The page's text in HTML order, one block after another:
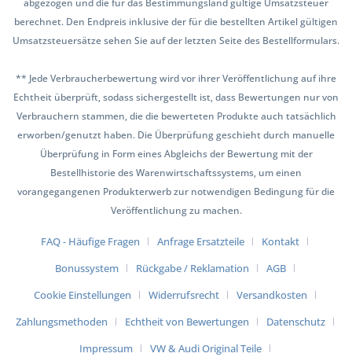
abgezogen und die für das Bestimmungsland gültige Umsatzsteuer
berechnet. Den Endpreis inklusive der für die bestellten Artikel gültigen
Umsatzsteuersätze sehen Sie auf der letzten Seite des Bestellformulars.
** Jede Verbraucherbewertung wird vor ihrer Veröffentlichung auf ihre
Echtheit überprüft, sodass sichergestellt ist, dass Bewertungen nur von
Verbrauchern stammen, die die bewerteten Produkte auch tatsächlich
erworben/genutzt haben. Die Überprüfung geschieht durch manuelle
Überprüfung in Form eines Abgleichs der Bewertung mit der
Bestellhistorie des Warenwirtschaftssystems, um einen
vorangegangenen Produkterwerb zur notwendigen Bedingung für die
Veröffentlichung zu machen.
FAQ - Häufige Fragen Anfrage Ersatzteile
Kontakt
Bonussystem
Rückgabe / Reklamation
AGB
Cookie Einstellungen
Widerrufsrecht
Versandkosten
Zahlungsmethoden
Echtheit von Bewertungen
Datenschutz
Impressum
VW & Audi Original Teile